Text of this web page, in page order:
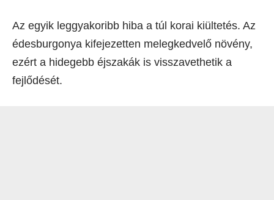
Az egyik leggyakoribb hiba a túl korai kiültetés. Az
édesburgonya kifejezetten melegkedvelő növény,
ezért a hidegebb éjszakák is visszavethetik a
fejlődését.